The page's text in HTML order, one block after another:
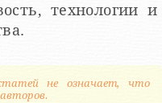
технологии и
не означает, что